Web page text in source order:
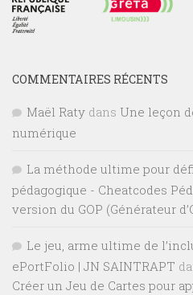
COMMENTAIRES RÉCENTS
Maël Raty dans Une leçon
numérique
La méthode ultime pour
pédagogique - Cheatcodes
version du GOP (Générateur
Le jeu, arme ultime de
ePortFolio | JN SAINTRAPT
Créer un Jeu de Cartes pour